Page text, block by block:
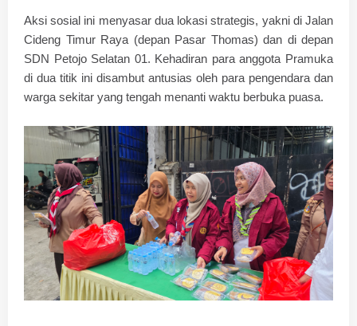
​Aksi sosial ini menyasar dua lokasi strategis, yakni di Jalan
Cideng Timur Raya (depan Pasar Thomas) dan di depan
SDN Petojo Selatan 01. Kehadiran para anggota Pramuka
di dua titik ini disambut antusias oleh para pengendara dan
warga sekitar yang tengah menanti waktu berbuka puasa.